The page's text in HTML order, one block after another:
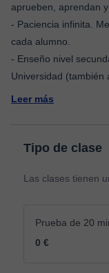
aprueben, aprendan y
- Paciencia infinita.
cada alumno.
- Enseño nivel
Universidad (también
Leer más
Tipo de clase
Las clases tienen
Prueba de 20
0 €